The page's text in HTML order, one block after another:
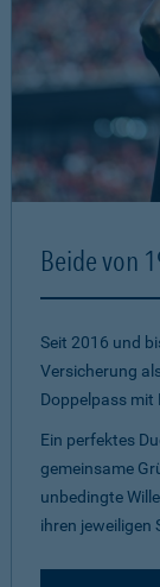
Beide von
Seit 2016 und
Versicherung
Doppelpass mit
Ein perfektes
gemeinsame
unbedingte
ihren jeweiligen